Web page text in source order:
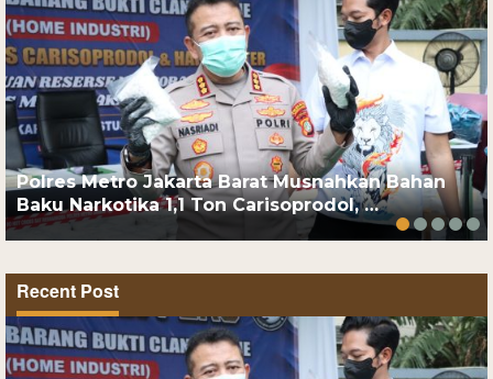
Polres Metro Jakarta Barat Musnahkan Bahan
Baku Narkotika 1,1 Ton Carisoprodol, …
Recent Post